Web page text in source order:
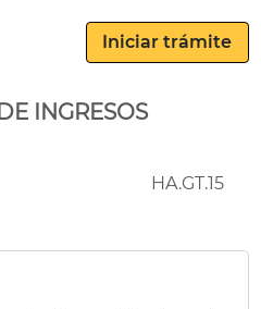
INGRESOS
HA.GT.15